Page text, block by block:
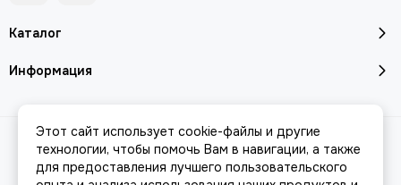
Каталог
Информация
2026 © Isetta-Shop. Карта сайта
Этот сайт использует cookie-файлы и другие
технологии, чтобы помочь Вам в навигации, а также
для предоставления лучшего пользовательского